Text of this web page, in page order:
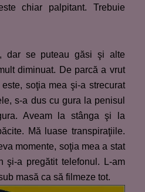
chiar palpitant. Trebuie
dar se puteau găsi şi alte
diminuat. De parcă a vrut
soţia mea şi-a strecurat
s-a dus cu gura la penisul
Aveam la stânga şi la
Mă luase transpiraţiile.
momente, soţia mea a stat
şi-a pregătit telefonul. L-am
masă ca să filmeze tot.